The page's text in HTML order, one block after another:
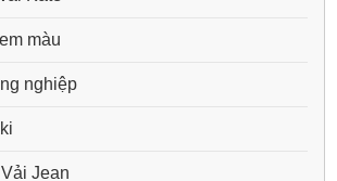
màu
nghiệp
Jean